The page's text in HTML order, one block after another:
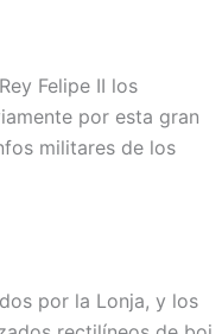
Felipe II los
por esta gran
militares de los
por la Lonja, y los